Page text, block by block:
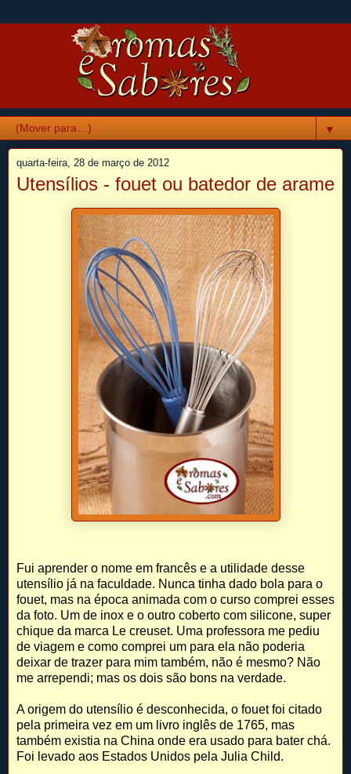
▼
quarta-feira, 28 de março de 2012
Utensílios - fouet ou batedor de arame
Fui aprender o nome em francês e a utilidade desse
utensílio já na faculdade. Nunca tinha dado bola para o
fouet, mas na época animada com o curso comprei esses
da foto. Um de inox e o outro coberto com silicone, super
chique da marca Le creuset. Uma professora me pediu
de viagem e como comprei um para ela não poderia
deixar de trazer para mim também, não é mesmo? Não
me arrependi; mas os dois são bons na verdade.
A origem do utensílio é desconhecida, o fouet foi citado
pela primeira vez em um livro inglês de 1765, mas
também existia na China onde era usado para bater chá.
Foi levado aos Estados Unidos pela Julia Child.